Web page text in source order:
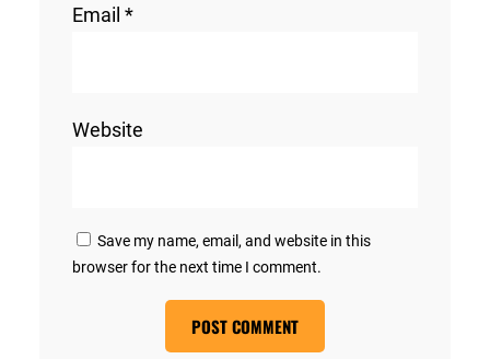
Email *
Website
Save my name, email, and website in this
browser for the next time I comment.